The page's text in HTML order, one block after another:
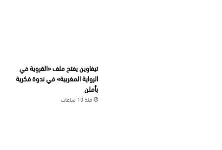
تيفاوين يفتح ملف «القروية في
الرواية المغربية» في ندوة فكرية
بأملن
منذ 10 ساعات